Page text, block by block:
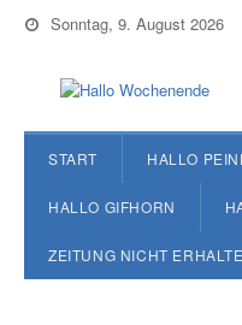
Sonntag, 9. August 2026
START HALLO
HALLO GIFHORN
ZEITUNG NICHT